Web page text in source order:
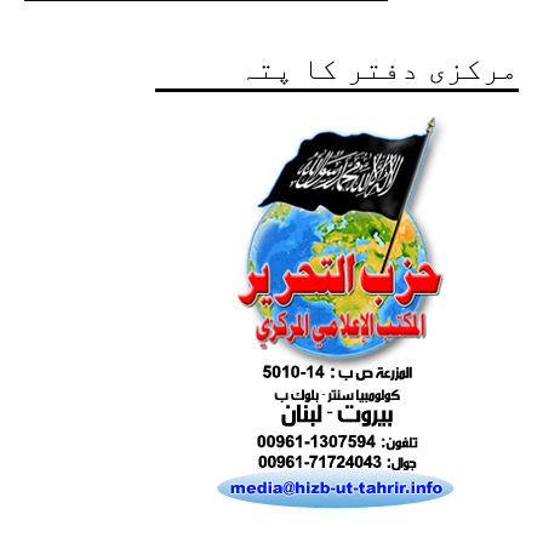
مرکزی دفتر کا پتہ
Excerpts from the Ameer of Hizb ut Tahrir
Ummah's Constitution App for Android
Devices